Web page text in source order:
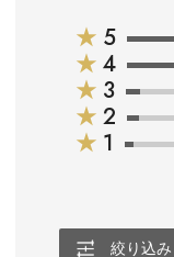
★ 5
★ 4
★ 3
★ 2
★ 1
絞り込み